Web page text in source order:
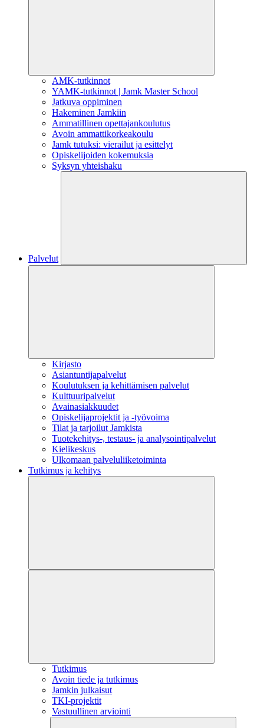
AMK-tutkinnot
YAMK-tutkinnot | Jamk Master School
Jatkuva oppiminen
Hakeminen Jamkiin
Ammatillinen opettajankoulutus
Avoin ammattikorkeakoulu
Jamk tutuksi: vierailut ja esittelyt
Opiskelijoiden kokemuksia
Syksyn yhteishaku
Palvelut
Kirjasto
Asiantuntijapalvelut
Koulutuksen ja kehittämisen palvelut
Kulttuuripalvelut
Avainasiakkuudet
Opiskelijaprojektit​ ja -työvoima
Tilat ja tarjoilut Jamkista
Tuotekehitys-, testaus- ja analysointipalvelut
Kielikeskus
Ulkomaan palveluliiketoiminta
Tutkimus ja kehitys
Tutkimus
Avoin tiede ja tutkimus
Jamkin julkaisut
TKI-projektit
Vastuullinen arviointi